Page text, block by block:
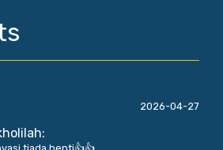
2026-04-27
: